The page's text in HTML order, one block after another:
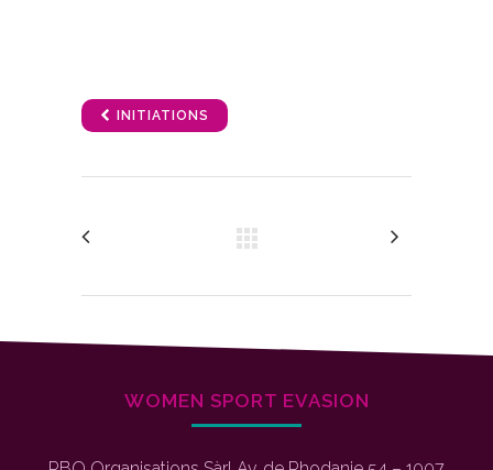
INITIATIONS
WOMEN SPORT EVASION